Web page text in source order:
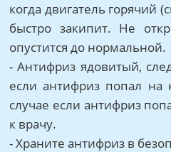
когда двигатель горячий
быстро закипит. Не
опустится до нормальной.
- Антифриз ядовитый,
если антифриз попал
случае если антифриз
к врачу.
- Храните антифриз в